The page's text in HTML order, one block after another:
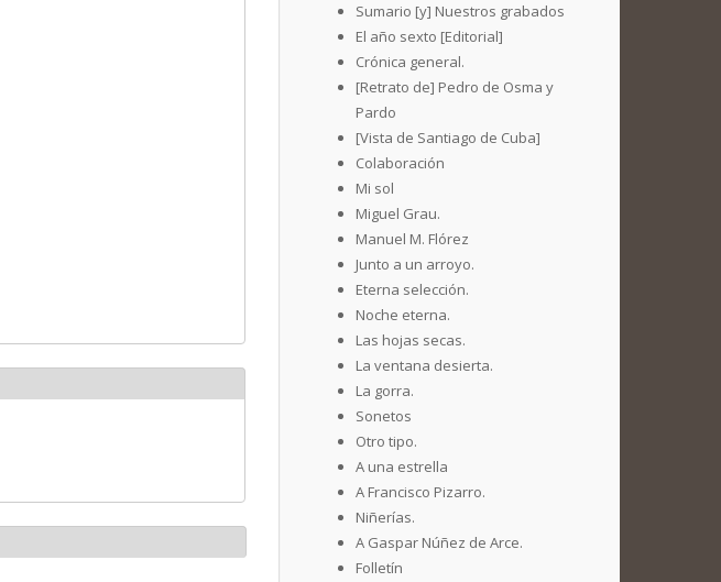
Sumario [y] Nuestros grabados
El año sexto [Editorial]
Crónica general.
[Retrato de] Pedro de Osma y
Pardo
[Vista de Santiago de Cuba]
Colaboración
Mi sol
Miguel Grau.
Manuel M. Flórez
Junto a un arroyo.
Eterna selección.
Noche eterna.
Las hojas secas.
La ventana desierta.
La gorra.
Sonetos
Otro tipo.
A una estrella
A Francisco Pizarro.
Niñerías.
A Gaspar Núñez de Arce.
Folletín